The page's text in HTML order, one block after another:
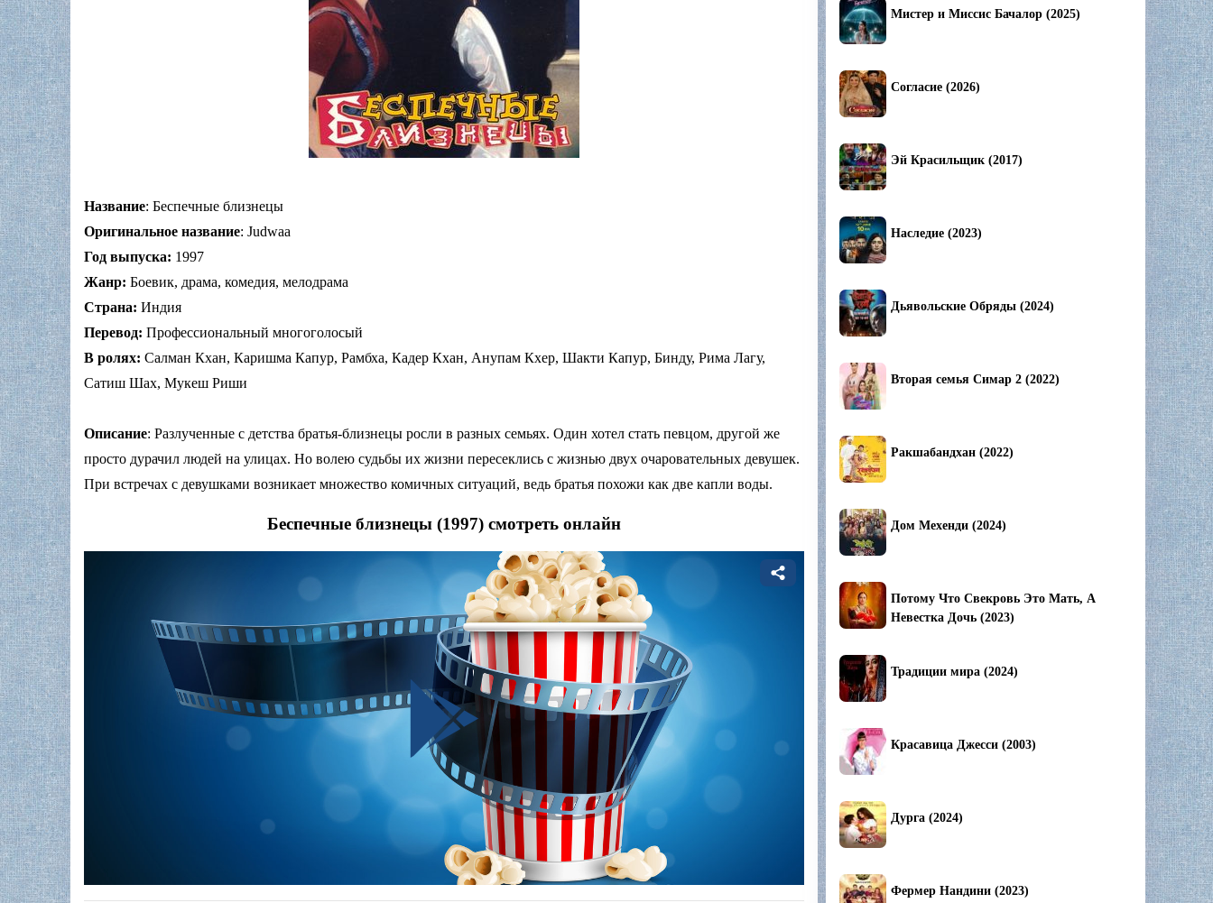
Название: Беспечные близнецы
Оригинальное название: Judwaa
Год выпуска: 1997
Жанр: Боевик, драма, комедия, мелодрама
Страна: Индия
Перевод: Профессиональный многоголосый
В ролях: Салман Кхан, Каришма Капур, Рамбха, Кадер Кхан, Анупам Кхер, Шакти Капур, Бинду, Рима Лагу,
Сатиш Шах, Мукеш Риши
Описание: Разлученные с детства братья-близнецы росли в разных семьях. Один хотел стать певцом, другой же
просто дурачил людей на улицах. Но волею судьбы их жизни пересеклись с жизнью двух очаровательных девушек.
При встречах с девушками возникает множество комичных ситуаций, ведь братья похожи как две капли воды.
Беспечные близнецы (1997) смотреть онлайн
Мистер и Миссис Бачалор (2025)
Согласие (2026)
Эй Красильщик (2017)
Наследие (2023)
Дьявольские Обряды (2024)
Вторая семья Симар 2 (2022)
Ракшабандхан (2022)
Дом Мехенди (2024)
Потому Что Свекровь Это Мать, А
Невестка Дочь (2023)
Традиции мира (2024)
Красавица Джесси (2003)
Дурга (2024)
Фермер Нандини (2023)